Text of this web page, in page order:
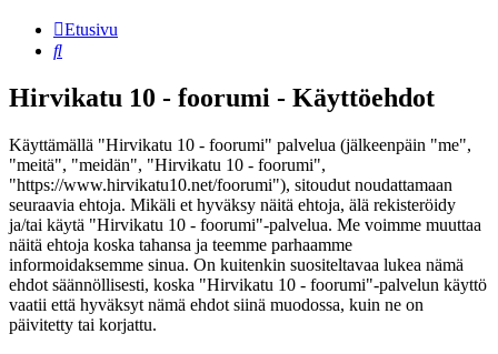
Etusivu
Etsi
Hirvikatu 10 - foorumi - Käyttöehdot
Käyttämällä "Hirvikatu 10 - foorumi" palvelua (jälkeenpäin "me",
"meitä", "meidän", "Hirvikatu 10 - foorumi",
"https://www.hirvikatu10.net/foorumi"), sitoudut noudattamaan
seuraavia ehtoja. Mikäli et hyväksy näitä ehtoja, älä rekisteröidy
ja/tai käytä "Hirvikatu 10 - foorumi"-palvelua. Me voimme muuttaa
näitä ehtoja koska tahansa ja teemme parhaamme
informoidaksemme sinua. On kuitenkin suositeltavaa lukea nämä
ehdot säännöllisesti, koska "Hirvikatu 10 - foorumi"-palvelun käyttö
vaatii että hyväksyt nämä ehdot siinä muodossa, kuin ne on
päivitetty tai korjattu.